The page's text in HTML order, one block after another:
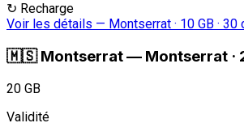
↻ Recharge
Voir les détails — Montserrat · 10 GB · 30
🇲🇸 Montserrat— Montserrat ·
20 GB
Validité